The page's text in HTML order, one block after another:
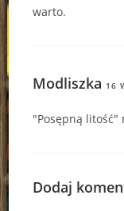
warto.
Modliszka 16
"Posępną litość"
Dodaj